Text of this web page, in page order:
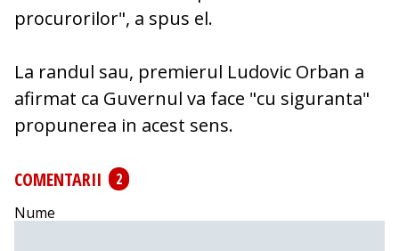
procurorilor", a spus el.
La randul sau, premierul Ludovic Orban a
afirmat ca Guvernul va face "cu siguranta"
propunerea in acest sens.
COMENTARII
2
Nume